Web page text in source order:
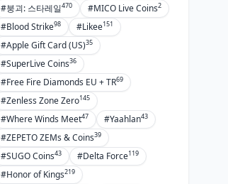
#붕괴: 스타레일470 #MICO Live Coins2
#Blood Strike98 #Likee151
#Apple Gift Card (US)35
#SuperLive Coins36
#Free Fire Diamonds EU + TR69
#Zenless Zone Zero145
#Where Winds Meet47 #Yaahlan43
#ZEPETO ZEMs & Coins39
#SUGO Coins43 #Delta Force119
#Honor of Kings219